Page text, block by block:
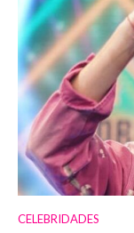
CELEBRIDADES